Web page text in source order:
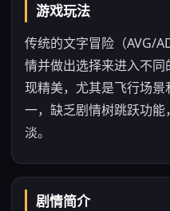
游戏玩法
传统的文字冒险（AVG/
情并做出选择来进入不
现精美，尤其是飞行场
一，缺乏剧情树跳跃功
淡。
剧情简介